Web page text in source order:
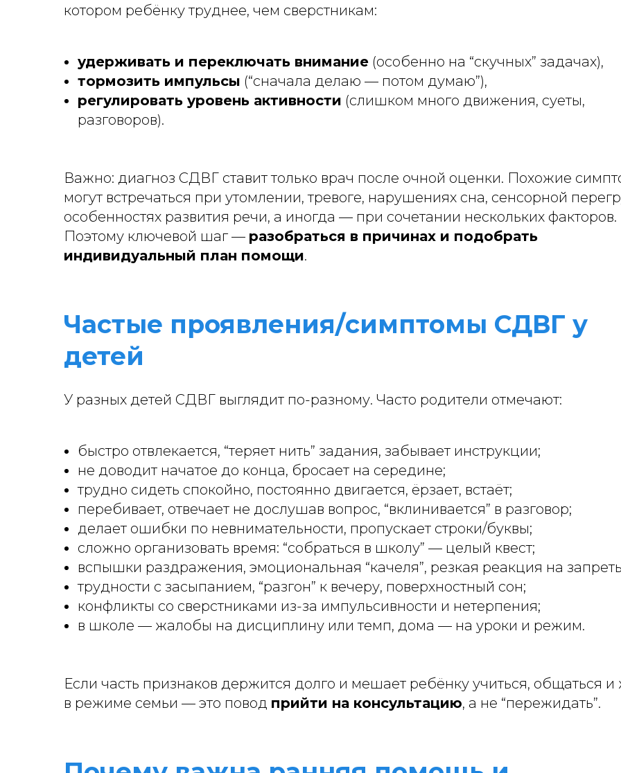
котором ребёнку труднее, чем сверстникам:
удерживать и переключать внимание (особенно на “скучных” задачах),
тормозить импульсы (“сначала делаю — потом думаю”),
регулировать уровень активности (слишком много движения, суеты,
разговоров).
Важно: диагноз СДВГ ставит только врач после очной оценки. Похожие
могут встречаться при утомлении, тревоге, нарушениях сна, сенсорной
особенностях развития речи, а иногда — при сочетании нескольких факторов.
Поэтому ключевой шаг — разобраться в причинах и подобрать
индивидуальный план помощи.
Частые проявления/симптомы СДВГ у
детей
У разных детей СДВГ выглядит по-разному. Часто родители отмечают:
быстро отвлекается, “теряет нить” задания, забывает инструкции;
не доводит начатое до конца, бросает на середине;
трудно сидеть спокойно, постоянно двигается, ёрзает, встаёт;
перебивает, отвечает не дослушав вопрос, “вклинивается” в разговор;
делает ошибки по невнимательности, пропускает строки/буквы;
сложно организовать время: “собраться в школу” — целый квест;
вспышки раздражения, эмоциональная “качеля”, резкая реакция на
трудности с засыпанием, “разгон” к вечеру, поверхностный сон;
конфликты со сверстниками из-за импульсивности и нетерпения;
в школе — жалобы на дисциплину или темп, дома — на уроки и режим.
Если часть признаков держится долго и мешает ребёнку учиться, общаться и
в режиме семьи — это повод прийти на консультацию, а не “пережидать”.